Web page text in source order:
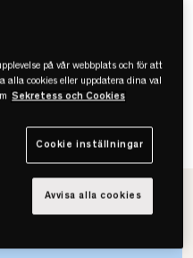
för "null"
på vår webbplats och för att
cookies eller uppdatera dina val
Sekretess och Cookies
Cookie inställningar
Avvisa alla cookies